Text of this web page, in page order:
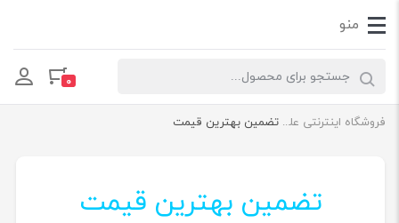
۰
فروشگاه اینترنتی علی یو پی اس | aliups internet shop تضمین بهترین قیمت
تضمین بهترین قیمت